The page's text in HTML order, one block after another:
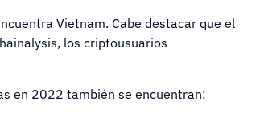
Vietnam. Cabe destacar que el
los criptousuarios
en 2022 también se encuentran: